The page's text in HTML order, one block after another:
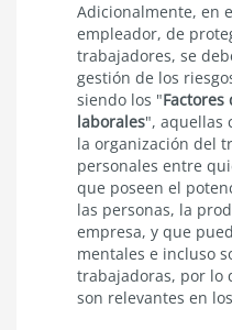
Adicionalmente, en
empleador, de
trabajadores, se
gestión de los
siendo los "Factores
laborales", aquellas
la organización del
personales entre
que poseen el
las personas, la
empresa, y que
mentales e incluso
trabajadoras, por lo
son relevantes en